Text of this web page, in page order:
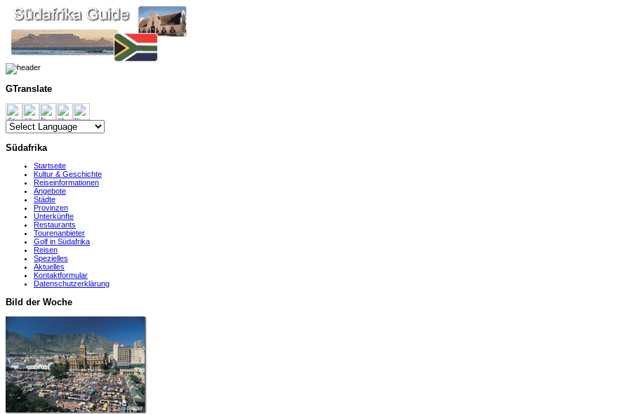
GTranslate
Südafrika
Startseite
Kultur & Geschichte
Reiseinformationen
Angebote
Städte
Provinzen
Unterkünfte
Restaurants
Tourenanbieter
Golf in Südafrika
Reisen
Spezielles
Aktuelles
Kontaktformular
Datenschutzerklärung
Bild der Woche